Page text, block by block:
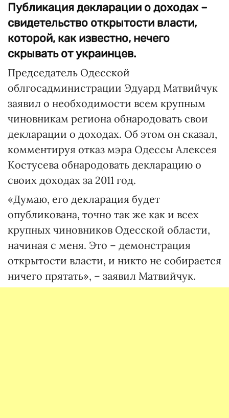
Публикация декларации о доходах –
свидетельство открытости власти,
которой, как известно, нечего
скрывать от украинцев.
Председатель Одесской
облгосадминистрации Эдуард Матвийчук
заявил о необходимости всем крупным
чиновникам региона обнародовать свои
декларации о доходах. Об этом он сказал,
комментируя отказ мэра Одессы Алексея
Костусева обнародовать декларацию о
своих доходах за 2011 год.
«Думаю, его декларация будет
опубликована, точно так же как и всех
крупных чиновников Одесской области,
начиная с меня. Это – демонстрация
открытости власти, и никто не собирается
ничего прятать», – заявил Матвийчук.